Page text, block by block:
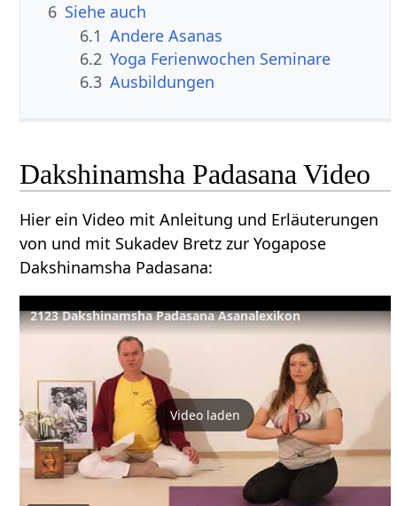
6 Siehe auch
6.1 Andere Asanas
6.2 Yoga Ferienwochen Seminare
6.3 Ausbildungen
Dakshinamsha Padasana Video
Hier ein Video mit Anleitung und Erläuterungen
von und mit Sukadev Bretz zur Yogapose
Dakshinamsha Padasana:
2123 Dakshinamsha Padasana Asanalexikon
Video laden